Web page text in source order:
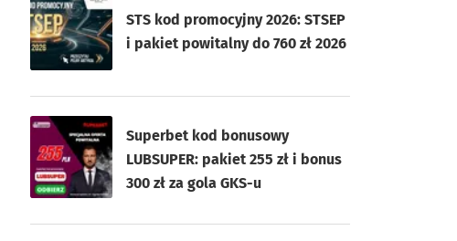
STS kod promocyjny 2026: STSEP
i pakiet powitalny do 760 zł 2026
Superbet kod bonusowy
LUBSUPER: pakiet 255 zł i bonus
300 zł za gola GKS-u